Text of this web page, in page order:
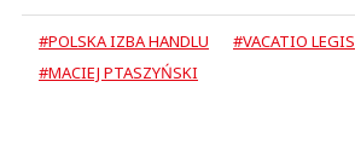
#POLSKA IZBA HANDLU
#VACATIO LEGIS
#MACIEJ PTASZYŃSKI